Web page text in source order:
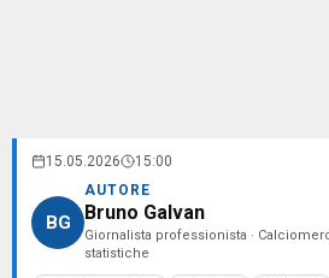
15.05.2026 15:00
BG
AUTORE
Bruno Galvan
Giornalista professionista ·
statistiche